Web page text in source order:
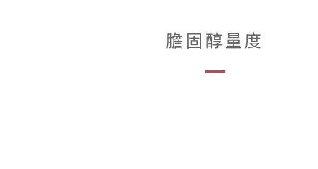
膽固醇量度